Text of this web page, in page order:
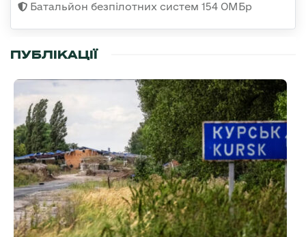
Батальйон безпілотних систем 154 ОМБр
ПУБЛІКАЦІЇ